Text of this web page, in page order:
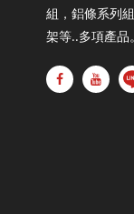
組，鋁條系列
架等..多項產品。